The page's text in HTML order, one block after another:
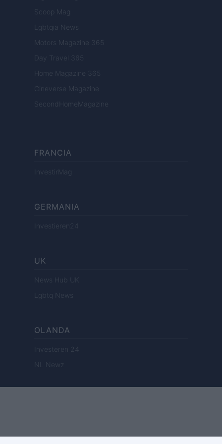
Scoop Mag
Lgbtqia News
Motors Magazine 365
Day Travel 365
Home Magazine 365
Cineverse Magazine
SecondHomeMagazine
FRANCIA
InvestirMag
GERMANIA
Investieren24
UK
News Hub UK
Lgbtq News
OLANDA
Investeren 24
NL Newz